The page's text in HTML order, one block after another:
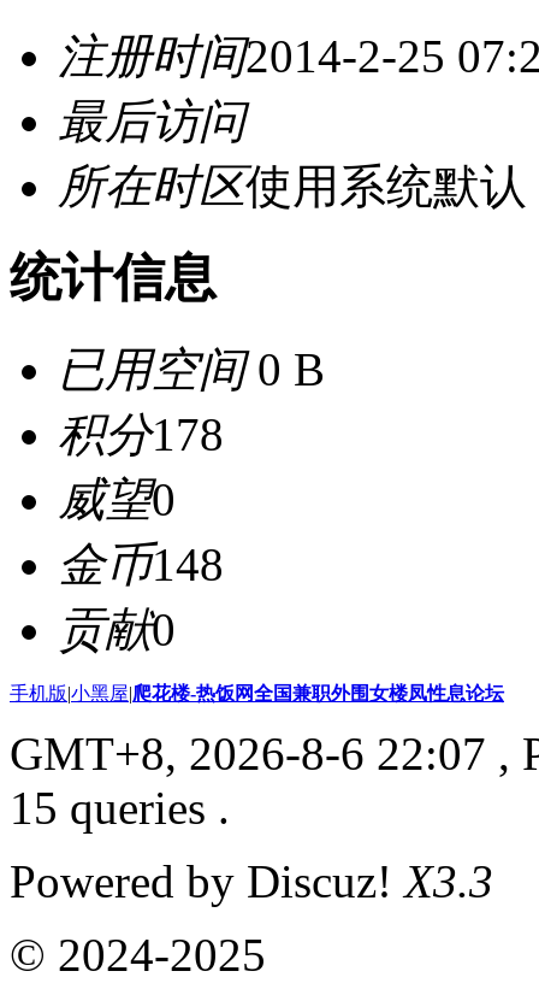
注册时间2014-2-25
最后访问
所在时区使用系统默认
统计信息
已用空间0 B
积分178
威望0
金币148
贡献0
手机版|小黑屋|爬花楼-热饭网全国兼职外围女楼凤性息论坛
GMT+8, 2026-8-6 22:07 ,
15 queries .
Powered by Discuz!X3.3
© 2024-2025